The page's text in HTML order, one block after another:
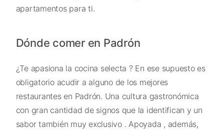
apartamentos para ti.
Dónde comer en Padrón
¿Te apasiona la cocina selecta ? En ese supuesto es
obligatorio acudir a alguno de los mejores
restaurantes en Padrón. Una cultura gastronómica
con gran cantidad de signos que la identifican y un
sabor también muy exclusivo . Apoyada , además,